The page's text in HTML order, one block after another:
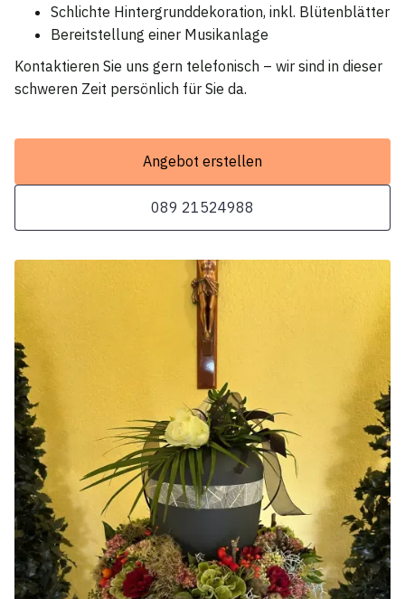
Schlichte Hintergrunddekoration, inkl. Blütenblätter
Bereitstellung einer Musikanlage
Kontaktieren Sie uns gern telefonisch – wir sind in dieser
schweren Zeit persönlich für Sie da.
Angebot erstellen
089 21524988